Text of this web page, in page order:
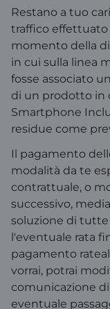
Restano a tuo
traffico effettuato
momento della
in cui sulla linea
fosse associato
di un prodotto in
Smartphone
residue come
Il pagamento
modalità da te
contrattuale, o
successivo,
soluzione di
l'eventuale rata
pagamento
vorrai, potrai
comunicazione di
eventuale